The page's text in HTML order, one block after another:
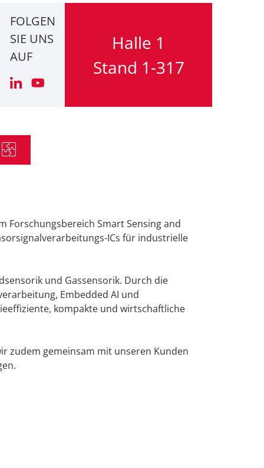
FOLGEN
SIE UNS
AUF
Halle 1
Stand 1-317
Forschungsbereich Smart Sensing and
ICs für industrielle
und Gassensorik. Durch die
Embedded AI und
kompakte und wirtschaftliche
zudem gemeinsam mit unseren Kunden